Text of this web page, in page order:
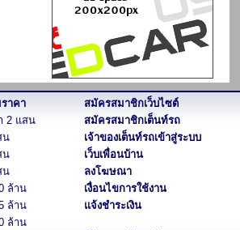
าคา
2 แสน
น
น
น
ล้าน
ล้าน
ล้าน
สมัครสมาชิกเว็บไซต์
สมัครสมาชิกเต็นท์รถ
เจ้าของเต็นท์รถเข้าสู่ระบบ
เว็บเพื่อนบ้าน
ลงโฆษณา
เงื่อนไขการใช้งาน
แจ้งชำระเงิน